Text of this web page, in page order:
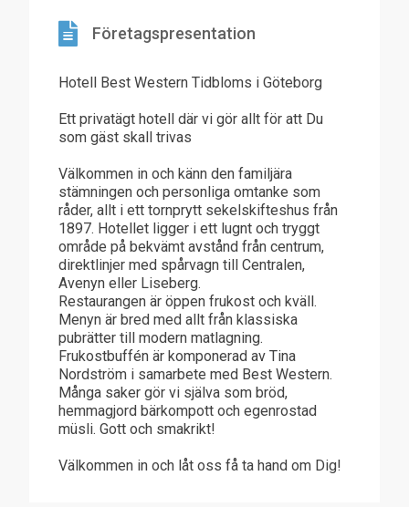
Företagspresentation
Hotell Best Western Tidbloms i Göteborg
Ett privatägt hotell där vi gör allt för att Du
som gäst skall trivas
Välkommen in och känn den familjära
stämningen och personliga omtanke som
råder, allt i ett tornprytt sekelskifteshus från
1897. Hotellet ligger i ett lugnt och tryggt
område på bekvämt avstånd från centrum,
direktlinjer med spårvagn till Centralen,
Avenyn eller Liseberg.
Restaurangen är öppen frukost och kväll.
Menyn är bred med allt från klassiska
pubrätter till modern matlagning.
Frukostbuffén är komponerad av Tina
Nordström i samarbete med Best Western.
Många saker gör vi själva som bröd,
hemmagjord bärkompott och egenrostad
müsli. Gott och smakrikt!
Välkommen in och låt oss få ta hand om Dig!